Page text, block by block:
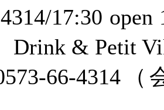
4314/17:30
Drink & Petit
66-4314（